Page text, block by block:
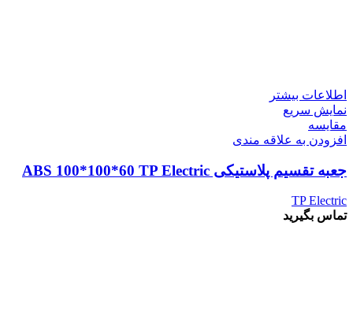
اطلاعات بیشتر
نمایش سریع
مقايسه
افزودن به علاقه مندی
جعبه تقسیم پلاستیکی ABS 100*100*60 TP Electric
TP Electric
تماس بگیرید